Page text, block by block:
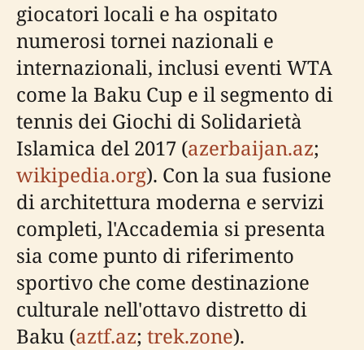
giocatori locali e ha ospitato
numerosi tornei nazionali e
internazionali, inclusi eventi WTA
come la Baku Cup e il segmento di
tennis dei Giochi di Solidarietà
Islamica del 2017 (azerbaijan.az;
wikipedia.org). Con la sua fusione
di architettura moderna e servizi
completi, l'Accademia si presenta
sia come punto di riferimento
sportivo che come destinazione
culturale nell'ottavo distretto di
Baku (aztf.az; trek.zone).